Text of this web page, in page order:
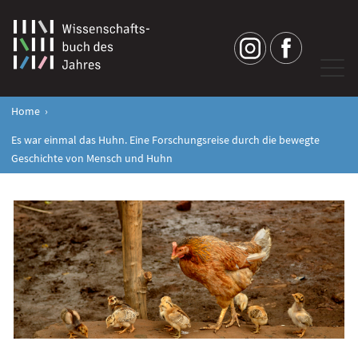
Home
Es war einmal das Huhn. Eine Forschungsreise durch die bewegte
Geschichte von Mensch und Huhn